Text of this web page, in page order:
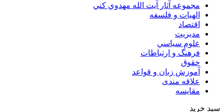
مجموعه آثار آيت الله مهدوي كني
الهیات و فلسفه
اقتصاد
مديريت
علوم سياسي
فرهنگ و ارتباطات
حقوق
آموزش زبان و قواعد
علاقه مندی
مقایسه
سبد خرید